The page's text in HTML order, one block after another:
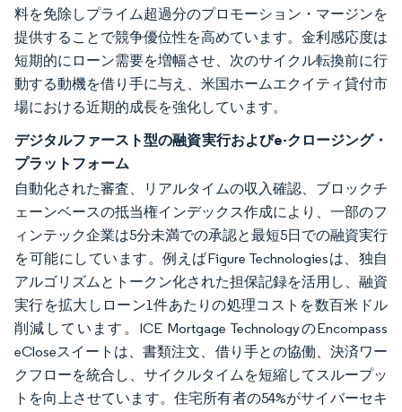
料を免除しプライム超過分のプロモーション・マージンを
提供することで競争優位性を高めています。金利感応度は
短期的にローン需要を増幅させ、次のサイクル転換前に行
動する動機を借り手に与え、米国ホームエクイティ貸付市
場における近期的成長を強化しています。
デジタルファースト型の融資実行およびe-クロージング・
プラットフォーム
自動化された審査、リアルタイムの収入確認、ブロックチ
ェーンベースの抵当権インデックス作成により、一部のフ
ィンテック企業は5分未満での承認と最短5日での融資実行
を可能にしています。例えばFigure Technologiesは、独自
アルゴリズムとトークン化された担保記録を活用し、融資
実行を拡大しローン1件あたりの処理コストを数百米ドル
削減しています。ICE Mortgage TechnologyのEncompass
eCloseスイートは、書類注文、借り手との協働、決済ワー
クフローを統合し、サイクルタイムを短縮してスループッ
トを向上させています。住宅所有者の54%がサイバーセキ